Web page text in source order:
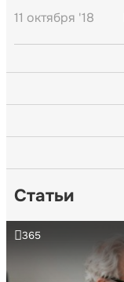
11 октября '18
Статьи
365